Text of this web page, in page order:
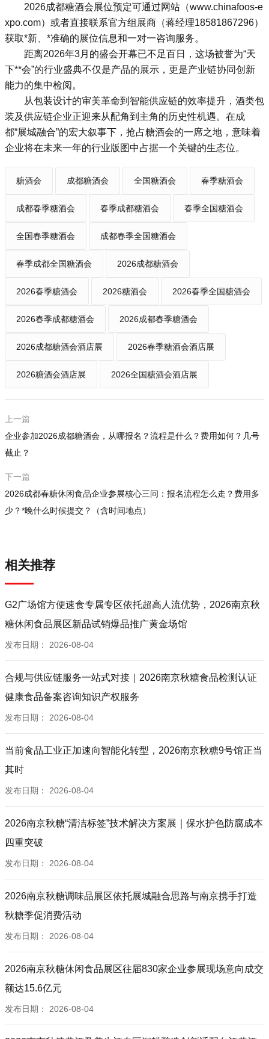
2026成都糖酒会展位预定可通过网站（www.chinafoos-e
xpo.com）或者直接联系官方组展商（蒋经理18581867296）
获取*新、*准确的展位信息和一对一咨询服务。
距离2026年3月的盛会开幕已不足百日，这场被誉为“天
下**会”的行业盛典不仅是产品的展示，更是产业链协同创新
能力的集中检阅。
从包装设计的审美革命到智能供应链的效率提升，酒类包
装及供应链企业正迎来从配角到主角的历史性机遇。在成
都“展城融合”的宏大叙事下，抢占糖酒会的一席之地，意味着
企业将在未来一年的行业版图中占据一个关键的生态位。
糖酒会 成都糖酒会 全国糖酒会 春季糖酒会
成都春季糖酒会 春季成都糖酒会 春季全国糖酒会
全国春季糖酒会 成都春季全国糖酒会
春季成都全国糖酒会 2026成都糖酒会
2026春季糖酒会 2026糖酒会 2026春季全国糖酒会
2026春季成都糖酒会 2026成都春季糖酒会
2026成都糖酒会酒店展 2026春季糖酒会酒店展
2026糖酒会酒店展 2026全国糖酒会酒店展
上一篇
企业参加2026成都糖酒会，从哪报名？流程是什么？费用如何？几号
截止？
下一篇
2026成都春糖休闲食品企业参展核心三问：报名流程怎么走？费用多
少？*晚什么时候提交？（含时间地点）
相关推荐
G2广场馆方便速食专属专区依托超高人流优势，2026南京秋
糖休闲食品展区新品试销爆品推广黄金场馆
发布日期： 2026-08-04
合规与供应链服务一站式对接｜2026南京秋糖食品检测认证
健康食品备案咨询知识产权服务
发布日期： 2026-08-04
当前食品工业正加速向智能化转型，2026南京秋糖9号馆正当
其时
发布日期： 2026-08-04
2026南京秋糖“清洁标签”技术解决方案展｜保水护色防腐成本
四重突破
发布日期： 2026-08-04
2026南京秋糖调味品展区依托展城融合思路与南京携手打造
秋糖季促消费活动
发布日期： 2026-08-04
2026南京秋糖休闲食品展区往届830家企业参展现场意向成交
额达15.6亿元
发布日期： 2026-08-04